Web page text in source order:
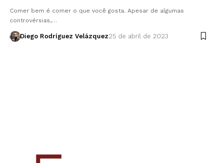
Comer bem é comer o que você gosta. Apesar de algumas
controvérsias,…
Diego Rodríguez Velázquez25 de abril de 2023